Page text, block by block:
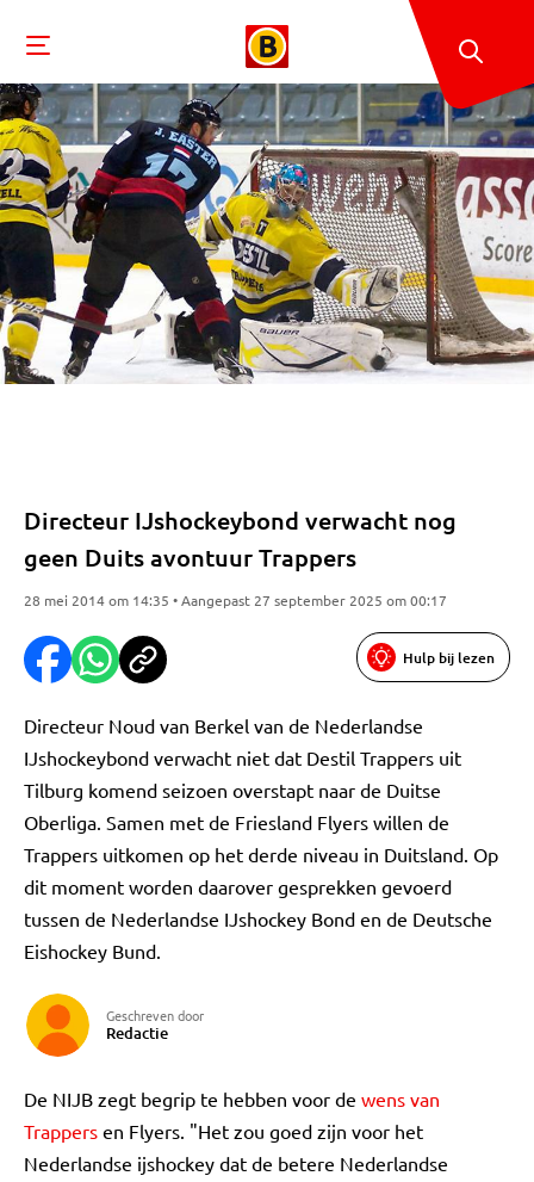
Directeur IJshockeybond verwacht nog
geen Duits avontuur Trappers
28 mei 2014 om 14:35 • Aangepast 27 september 2025 om 00:17
Hulp bij lezen
Directeur Noud van Berkel van de Nederlandse
IJshockeybond verwacht niet dat Destil Trappers uit
Tilburg komend seizoen overstapt naar de Duitse
Oberliga. Samen met de Friesland Flyers willen de
Trappers uitkomen op het derde niveau in Duitsland. Op
dit moment worden daarover gesprekken gevoerd
tussen de Nederlandse IJshockey Bond en de Deutsche
Eishockey Bund.
Geschreven door
Redactie
De NIJB zegt begrip te hebben voor de wens van
Trappers en Flyers. "Het zou goed zijn voor het
Nederlandse ijshockey dat de betere Nederlandse